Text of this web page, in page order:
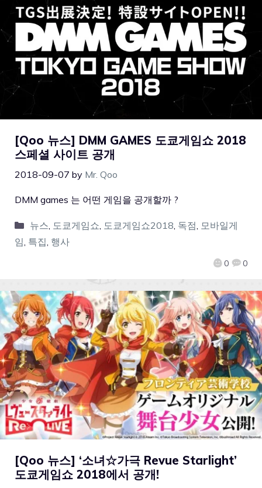
[Qoo 뉴스] DMM GAMES 도쿄게임쇼 2018
스페셜 사이트 공개
2018-09-07 by Mr. Qoo
0 0
DMM games 는 어떤 게임을 공개할까 ?
뉴스, 도쿄게임쇼, 도쿄게임쇼2018, 독점, 모바일게
임, 특집, 행사
[Qoo 뉴스] ‘소녀☆가극 Revue Starlight’
도쿄게임쇼 2018에서 공개!